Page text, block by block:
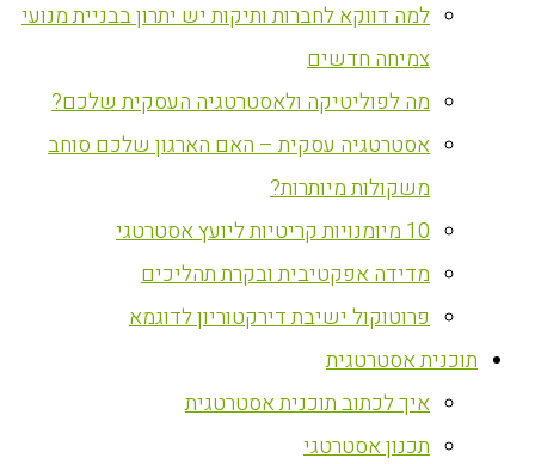
למה דווקא לחברות ותיקות יש יתרון בבניית מנועי
צמיחה חדשים
מה לפוליטיקה ולאסטרטגיה העסקית שלכם?
אסטרטגיה עסקית – האם הארגון שלכם סוחב
משקולות מיותרות?
10 מיומנויות קריטיות ליועץ אסטרטגי
מדידה אפקטיבית ובקרת תהליכים
פרוטוקול ישיבת דירקטוריון לדוגמא
‏תוכנית אסטרטגית
איך לכתוב תוכנית אסטרטגית
תכנון אסטרטגי